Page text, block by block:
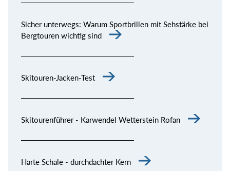
Sicher unterwegs: Warum Sportbrillen mit Sehstärke bei
Bergtouren wichtig sind
Skitouren-Jacken-Test
Skitourenführer - Karwendel Wetterstein Rofan
Harte Schale - durchdachter Kern